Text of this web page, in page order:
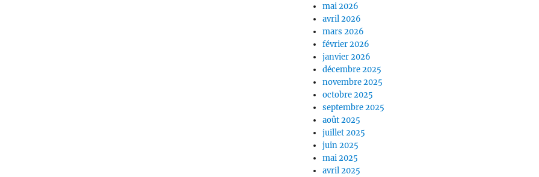
mai 2026
avril 2026
mars 2026
février 2026
janvier 2026
décembre 2025
novembre 2025
octobre 2025
septembre 2025
août 2025
juillet 2025
juin 2025
mai 2025
avril 2025